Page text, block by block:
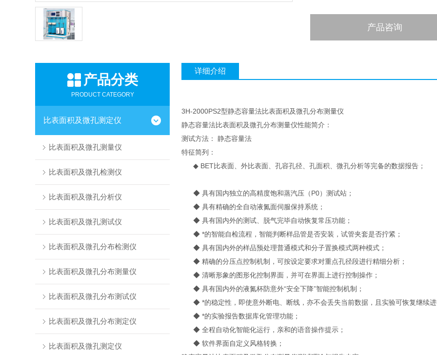
产品咨询
产品分类
PRODUCT CATEGORY
比表面积及微孔测定仪
比表面积及微孔测量仪
比表面积及微孔检测仪
比表面积及微孔分析仪
比表面积及微孔测试仪
比表面积及微孔分布检测仪
比表面积及微孔分布测量仪
比表面积及微孔分布测试仪
比表面积及微孔分布测定仪
比表面积及微孔测定仪
详细介绍
3H-2000PS2型静态容量法比表面积及微孔分布测量仪
静态容量法比表面积及微孔分布测量仪性能简介：
测试方法： 静态容量法
特征简列：
◆ BET比表面、外比表面、孔容孔径、孔面积、微孔分析等完备的数据报告；
◆ 具有国内独立的高精度饱和蒸汽压（P0）测试站；
◆ 具有精确的全自动液氮面伺服保持系统；
◆ 具有国内外的测试、脱气完毕自动恢复常压功能；
◆ *的智能自检流程，智能判断样品管是否安装，试管夹套是否拧紧；
◆ 具有国内外的样品预处理普通模式和分子置换模式两种模式；
◆ 精确的分压点控制机制，可按设定要求对重点孔径段进行精细分析；
◆ 清晰形象的图形化控制界面，并可在界面上进行控制操作；
◆ 具有国内外的液氮杯防意外“安全下降”智能控制机制；
◆ *的稳定性，即使意外断电、断线，亦不会丢失当前数据，且实验可恢复继续
◆ *的实验报告数据库化管理功能；
◆ 全程自动化智能化运行，亲和的语音操作提示；
◆ 软件界面自定义风格转换；